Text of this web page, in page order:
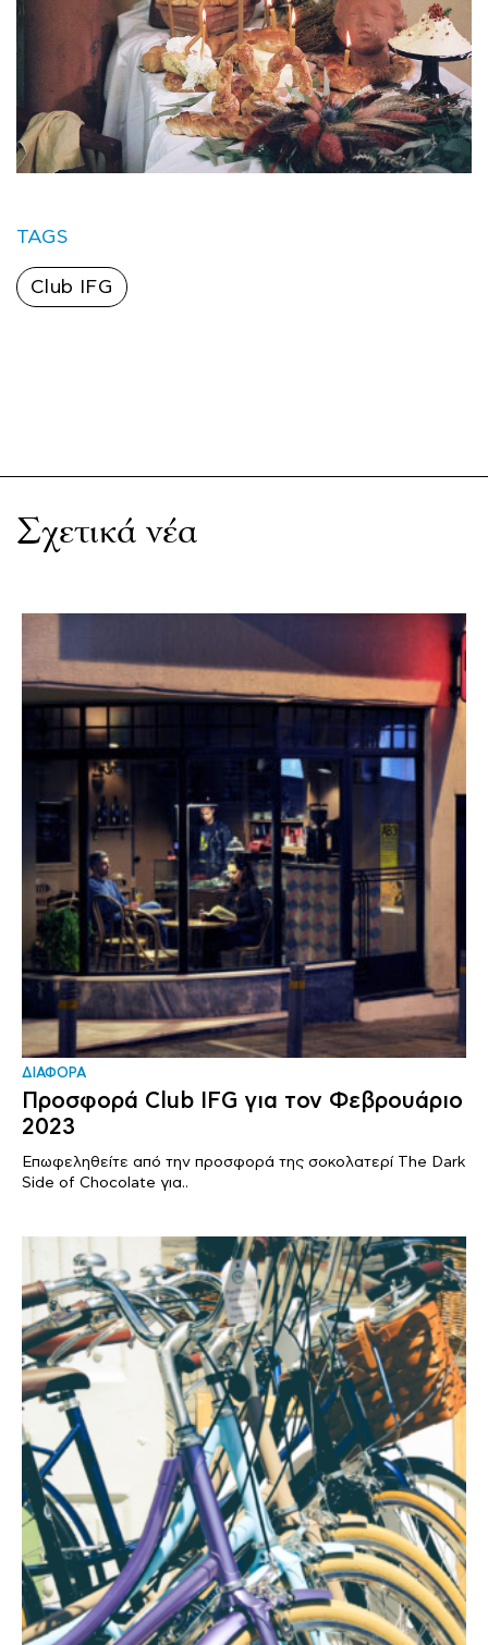
TAGS
Club IFG
Σχετικά νέα
ΔΙΑΦΟΡΑ
Προσφορά Club IFG για τον Φεβρουάριο
2023
Επωφεληθείτε από την προσφορά της σοκολατερί The Dark
Side of Chocolate για..